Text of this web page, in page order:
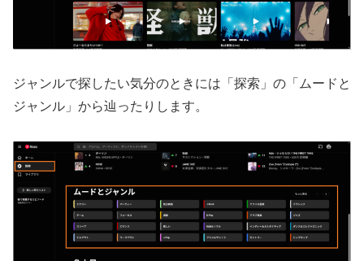
ジャンルで探したい気分のときには「探索」の「ムードと
ジャンル」から辿ったりします。